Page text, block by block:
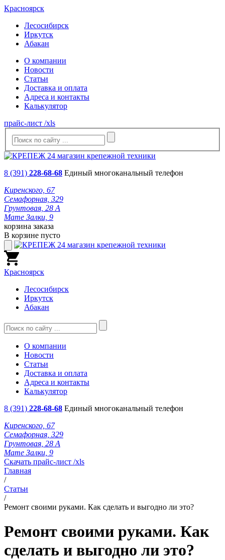
Красноярск
Лесосибирск
Иркутск
Абакан
О компании
Новости
Статьи
Доставка и оплата
Адреса и контакты
Калькулятор
прайс-лист /xls
8 (391) 228-68-68 Единый многоканальный телефон
Киренского, 67
Семафорная, 329
Грунтовая, 28 А
Мате Залки, 9
корзина заказа
В корзине пусто
Красноярск
Лесосибирск
Иркутск
Абакан
О компании
Новости
Статьи
Доставка и оплата
Адреса и контакты
Калькулятор
8 (391) 228-68-68 Единый многоканальный телефон
Киренского, 67
Семафорная, 329
Грунтовая, 28 А
Мате Залки, 9
Скачать прайс-лист /xls
Главная
/
Статьи
/
Ремонт своими руками. Как сделать и выгодно ли это?
Ремонт своими руками. Как
сделать и выгодно ли это?